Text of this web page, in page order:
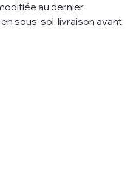
au dernier
sous-sol, livraison avant